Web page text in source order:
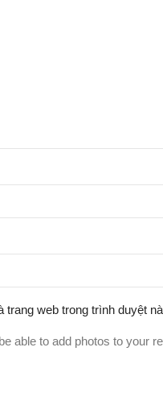
trang web trong trình duyệt
able to add photos to your